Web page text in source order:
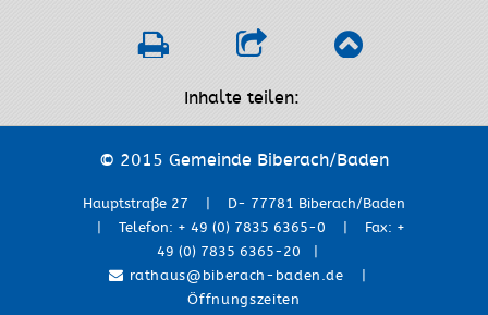
Inhalte teilen:
© 2015 Gemeinde Biberach/Baden
Hauptstraße 27 | D- 77781 Biberach/Baden
| Telefon: + 49 (0) 7835 6365-0 | Fax: +
49 (0) 7835 6365-20 |
rathaus@biberach-baden.de
Öffnungszeiten